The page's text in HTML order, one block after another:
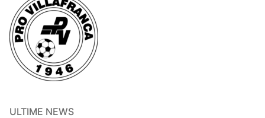
ULTIME NEWS